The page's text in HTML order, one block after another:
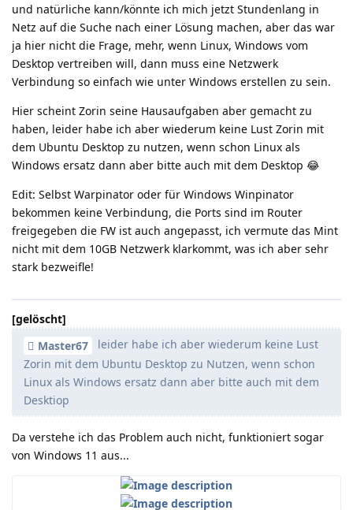
und natürliche kann/könnte ich mich jetzt Stundenlang in
Netz auf die Suche nach einer Lösung machen, aber das war
ja hier nicht die Frage, mehr, wenn Linux, Windows vom
Desktop vertreiben will, dann muss eine Netzwerk
Verbindung so einfach wie unter Windows erstellen zu sein.
Hier scheint Zorin seine Hausaufgaben aber gemacht zu
haben, leider habe ich aber wiederum keine Lust Zorin mit
dem Ubuntu Desktop zu nutzen, wenn schon Linux als
Windows ersatz dann aber bitte auch mit dem Desktop 😂
Edit: Selbst Warpinator oder für Windows Winpinator
bekommen keine Verbindung, die Ports sind im Router
freigegeben die FW ist auch angepasst, ich vermute das Mint
nicht mit dem 10GB Netzwerk klarkommt, was ich aber sehr
stark bezweifle!
[gelöscht]
Master67
leider habe ich aber wiederum keine Lust
Zorin mit dem Ubuntu Desktop zu Nutzen, wenn schon
Linux als Windows ersatz dann aber bitte auch mit dem
Desktiop
Da verstehe ich das Problem auch nicht, funktioniert sogar
von Windows 11 aus...